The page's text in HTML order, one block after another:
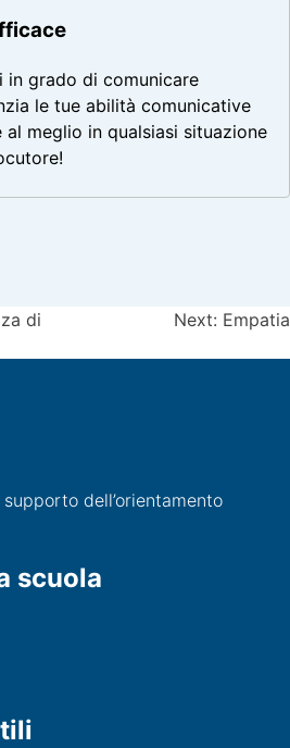
in grado di comunicare
le tue abilità comunicative
meglio in qualsiasi situazione
di
Next: Empatia
dell’orientamento
scuola